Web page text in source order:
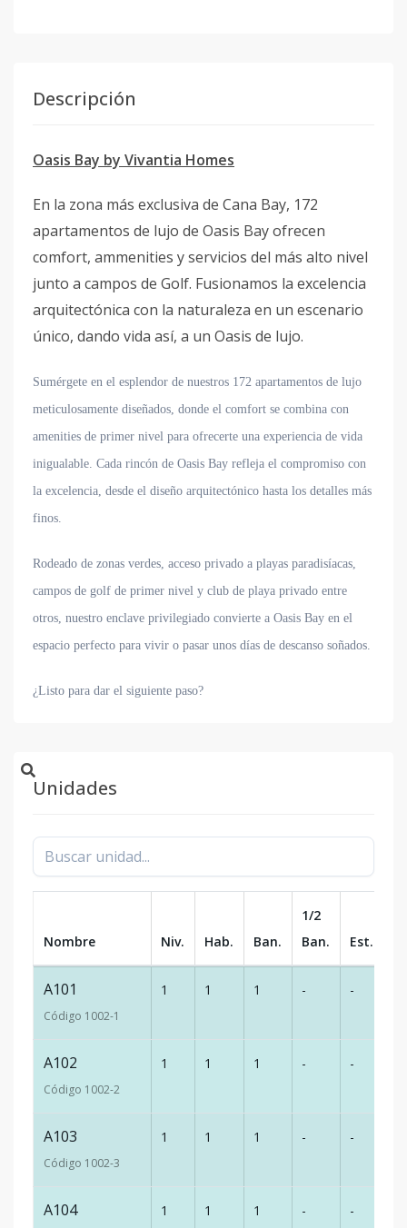
Descripción
Oasis Bay by Vivantia Homes
En la zona más exclusiva de Cana Bay, 172
apartamentos de lujo de Oasis Bay ofrecen
comfort, ammenities y servicios del más alto nivel
junto a campos de Golf. Fusionamos la excelencia
arquitectónica con la naturaleza en un escenario
único, dando vida así, a un Oasis de lujo.
Sumérgete en el esplendor de nuestros 172 apartamentos de lujo
meticulosamente diseñados, donde el comfort se combina con
amenities de primer nivel para ofrecerte una experiencia de vida
inigualable. Cada rincón de Oasis Bay refleja el compromiso con
la excelencia, desde el diseño arquitectónico hasta los detalles más
finos.
Rodeado de zonas verdes, acceso privado a playas paradisíacas,
campos de golf de primer nivel y club de playa privado entre
otros, nuestro enclave privilegiado convierte a Oasis Bay en el
espacio perfecto para vivir o pasar unos días de descanso soñados.
¿Listo para dar el siguiente paso?
Unidades
Nombre Niv. Hab. Ban.
1/2
Ban.
Est.
A101
Código 1002-1
1 1 1 - -
A102
Código 1002-2
1 1 1 - -
A103
Código 1002-3
1 1 1 - -
A104 1 1 1 - -